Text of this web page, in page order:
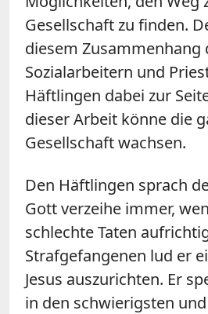
Gesellschaft zu finden.
diesem Zusammenhang
Sozialarbeitern und
Häftlingen dabei zur
dieser Arbeit könne die
Gesellschaft wachsen.
Den Häftlingen sprach
Gott verzeihe immer,
schlechte Taten
Strafgefangenen lud er
Jesus auszurichten. Er
in den schwierigsten